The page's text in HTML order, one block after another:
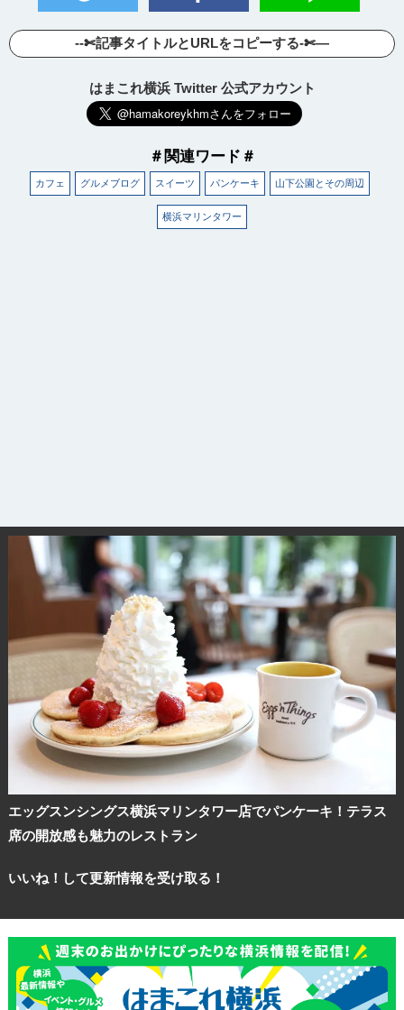
--✄記事タイトルとURLをコピーする-✄—
はまこれ横浜 Twitter 公式アカウント
＃関連ワード＃
カフェ グルメブログ スイーツ パンケーキ 山下公園とその周辺
横浜マリンタワー
エッグスンシングス横浜マリンタワー店でパンケーキ！テラス
席の開放感も魅力のレストラン
いいね！して更新情報を受け取る！
観光ガイド
ランキング
ブログ記事
サイトについて